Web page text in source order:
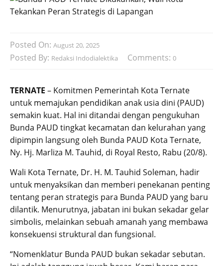
Posted On: August 20, 2025
Posted By: Redaksi Indodialektika Comments: 0
TERNATE – Komitmen Pemerintah Kota Ternate
untuk memajukan pendidikan anak usia dini (PAUD)
semakin kuat. Hal ini ditandai dengan pengukuhan
Bunda PAUD tingkat kecamatan dan kelurahan yang
dipimpin langsung oleh Bunda PAUD Kota Ternate,
Ny. Hj. Marliza M. Tauhid, di Royal Resto, Rabu (20/8).
Wali Kota Ternate, Dr. H. M. Tauhid Soleman, hadir
untuk menyaksikan dan memberi penekanan penting
tentang peran strategis para Bunda PAUD yang baru
dilantik. Menurutnya, jabatan ini bukan sekadar gelar
simbolis, melainkan sebuah amanah yang membawa
konsekuensi struktural dan fungsional.
“Nomenklatur Bunda PAUD bukan sekadar sebutan.